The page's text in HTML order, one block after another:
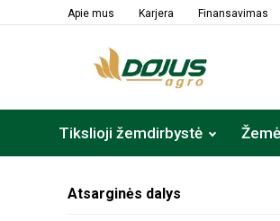
Apie mus Karjera Finansavimas
Tikslioji žemdirbystė
Atsarginės dalys